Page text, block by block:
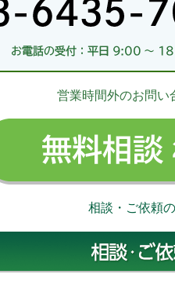
営業時間外のお問い
相談・ご依頼